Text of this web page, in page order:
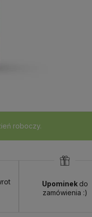
roboczy.
Upominek do
zamówienia :)